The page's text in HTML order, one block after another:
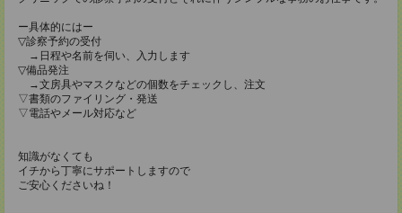
ー具体的にはー
▽診察予約の受付
→日程や名前を伺い、入力します
▽備品発注
→文房具やマスクなどの個数をチェックし、注文
▽書類のファイリング・発送
▽電話やメール対応など
知識がなくても
イチから丁寧にサポートしますので
ご安心くださいね！